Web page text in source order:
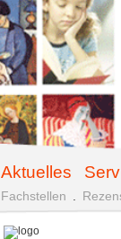
Aktuelles
Fachstellen